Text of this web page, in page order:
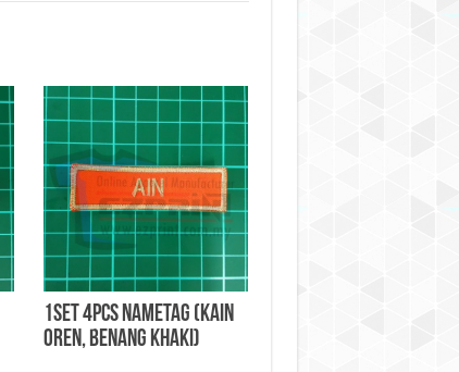
1Set 4pcs NameTag (Kain
Oren, Benang Khaki)